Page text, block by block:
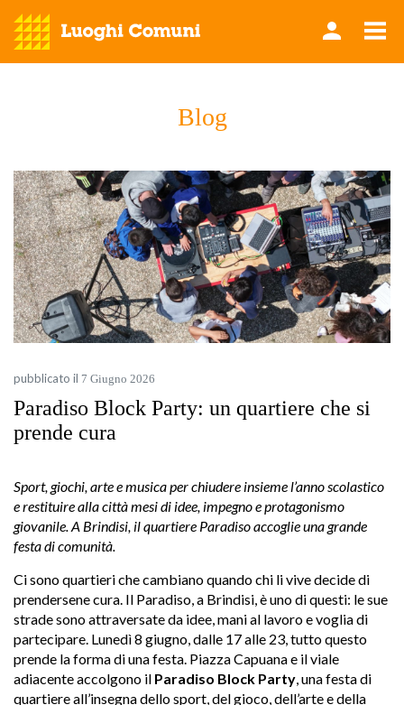
Blog
pubblicato il 7 Giugno 2026
Paradiso Block Party: un quartiere che si
prende cura
Sport, giochi, arte e musica per chiudere insieme l’anno scolastico
e restituire alla città mesi di idee, impegno e protagonismo
giovanile. A Brindisi, il quartiere Paradiso accoglie una grande
festa di comunità.
Ci sono quartieri che cambiano quando chi li vive decide di
prendersene cura. Il Paradiso, a Brindisi, è uno di questi: le sue
strade sono attraversate da idee, mani al lavoro e voglia di
partecipare. Lunedì 8 giugno, dalle 17 alle 23, tutto questo
prende la forma di una festa. Piazza Capuana e il viale
adiacente accolgono il Paradiso Block Party , una festa di
quartiere all’insegna dello sport, del gioco, dell’arte e della